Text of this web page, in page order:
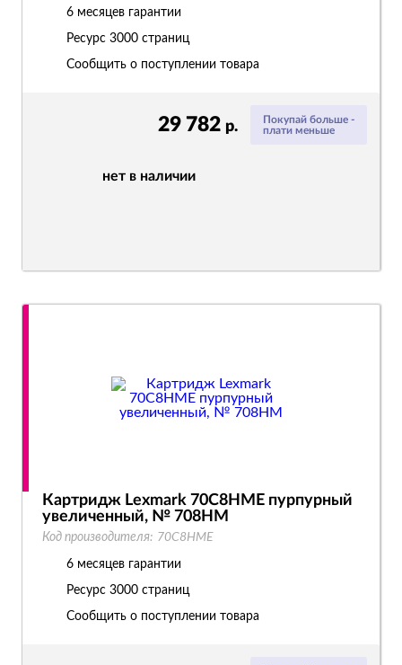
Покупай больше -
плати меньше
29 782 р.
нет в наличии
6 месяцев гарантии
Ресурс 3000 страниц
Сообщить о поступлении товара
Картридж Lexmark 70C8HME пурпурный
увеличенный, № 708HM
Код производителя: 70C8HME
6 месяцев гарантии
Ресурс 3000 страниц
Сообщить о поступлении товара